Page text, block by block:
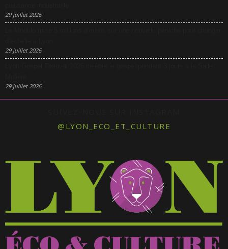
29 juillet 2026
29 juillet 2026
29 juillet 2026
@LYON_ECO_ET_CULTURE